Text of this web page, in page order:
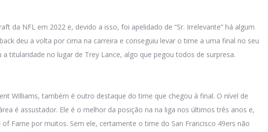
da NFL em 2022 e, devido a isso, foi apelidado de “Sr. Irrelevante” há algum
deu a volta por cima na carreira e conseguiu levar o time a uma final no seu
titularidade no lugar de Trey Lance, algo que pegou todos de surpresa.
Williams, também é outro destaque do time que chegou à final. O nível de
é assustador. Ele é o melhor da posição na na liga nos últimos três anos e,
Fame por muitos. Sem ele, certamente o time do San Francisco 49ers não